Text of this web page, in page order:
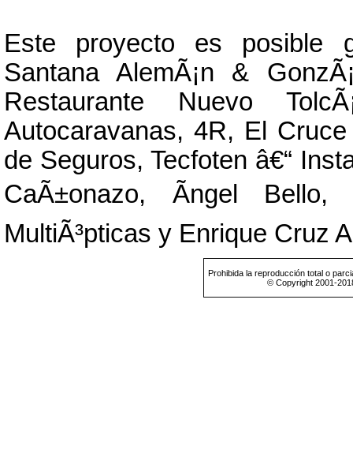
Este proyecto es posible
Santana AlemÃ¡n &
Restaurante Nuevo
Autocaravanas, 4R, El
de Seguros, Tecfoten â€“
CaÃ±onazo, Ãngel
MultiÃ³pticas y Enrique Cruz
Prohibida la reproducción total o
© Copyright 2001-